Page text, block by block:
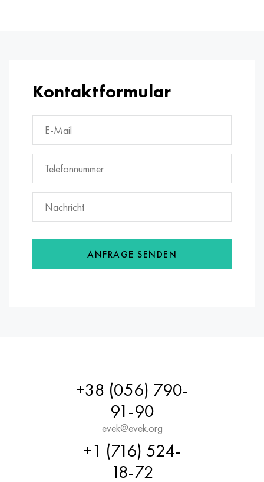
Kontaktformular
ANFRAGE SENDEN
+38 (056) 790-
91-90
evek@evek.org
+1 (716) 524-
18-72